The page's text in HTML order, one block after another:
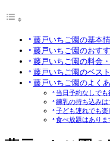
藤戸いちご園の基本
藤戸いちご園のおす
藤戸いちご園の料金
藤戸いちご園のベス
藤戸いちご園のよく
当日予約なしでも
練乳の持ち込みは
子ども連れでも楽
食べ放題はありま